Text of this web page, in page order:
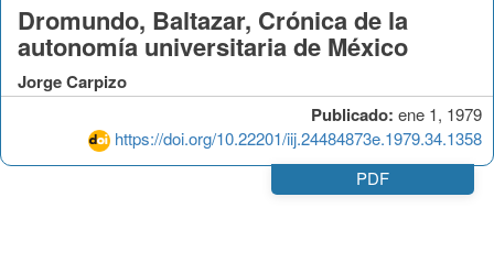
Publicado: ene 1, 1979
https://doi.org/10.22201/iij.24484873e.1979.34.1358
Dromundo, Baltazar, Crónica de la
autonomía universitaria de México
Jorge Carpizo
PDF